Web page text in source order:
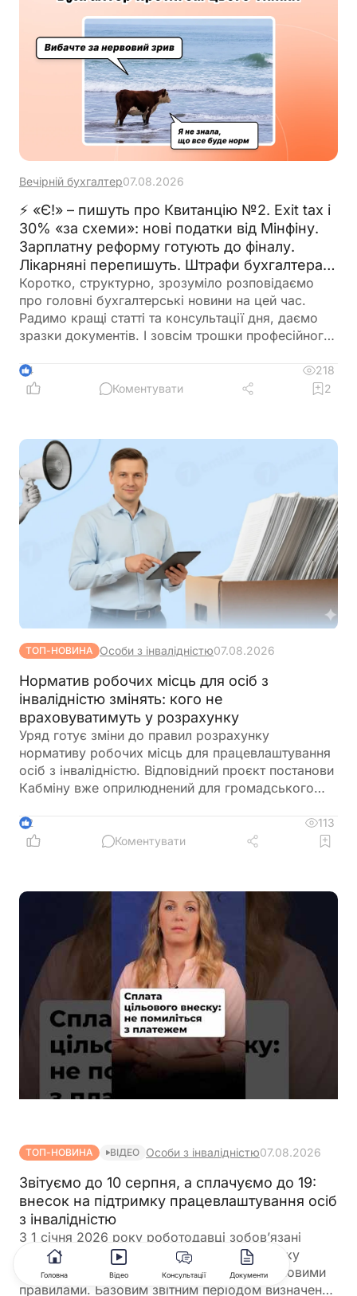
Вечірній бухгалтер07.08.2026
⚡ «Є!» – пишуть про Квитанцію №2. Exit tax і
30% «за схеми»: нові податки від Мінфіну.
Зарплатну реформу готують до фіналу.
Лікарняні перепишуть. Штрафи бухгалтерам
– теж. 🙋‍♀️ Вечірній бухгалтер від 07.08.2026
Коротко, структурно, зрозуміло розповідаємо
про головні бухгалтерські новини на цей час.
Радимо кращі статті та консультації дня, даємо
зразки документів. І зовсім трошки професійного
4
218
Коментувати
2
ТОП-НОВИНА Особи з інвалідністю07.08.2026
Норматив робочих місць для осіб з
інвалідністю змінять: кого не
враховуватимуть у розрахунку
Уряд готує зміни до правил розрахунку
нормативу робочих місць для працевлаштування
осіб з інвалідністю. Відповідний проєкт постанови
Кабміну вже оприлюднений для громадського
окремі штатні одиниці під час визначення
середньооблікової чисельності працівників.
активних бойових дій
2
113
Коментувати
ТОП-НОВИНА ВІДЕО Особи з інвалідністю07.08.2026
Звітуємо до 10 серпня, а сплачуємо до 19:
внесок на підтримку працевлаштування осіб
з інвалідністю
З 1 січня 2026 року роботодавці зобов’язані
звітувати та сплачувати внесок на підтримку
працевлаштування осіб з інвалідністю за новими
правилами. Базовим звітним періодом визначено
Головна Відео Консультації Документи